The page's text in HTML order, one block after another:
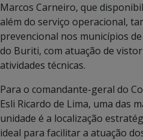
Marcos Carneiro, que
além do serviço operacional,
prevencional nos municípios
do Buriti, com atuação de
atividades técnicas.
Para o comandante-geral do
Esli Ricardo de Lima, uma das
unidade é a localização
ideal para facilitar a atuação